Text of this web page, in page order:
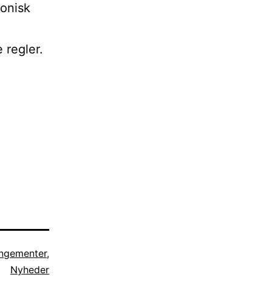
regler.
,
Nyheder